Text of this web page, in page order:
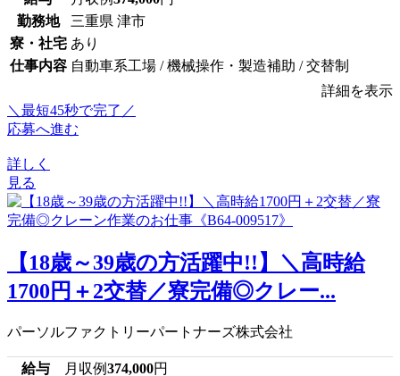
勤務地
三重県 津市
寮・社宅 あり
仕事内容 自動車系工場 / 機械操作・製造補助 / 交替制
詳細を表示
＼最短45秒で完了／
応募へ進む
詳しく
見る
【18歳～39歳の方活躍中!!】＼高時給
1700円＋2交替／寮完備◎クレー...
パーソルファクトリーパートナーズ株式会社
給与 月収例374,000円